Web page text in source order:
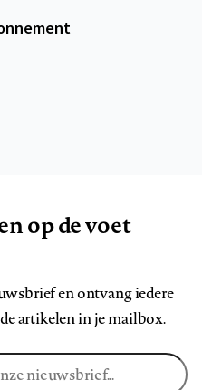
op de voet
en ontvang iedere
artikelen in je mailbox.